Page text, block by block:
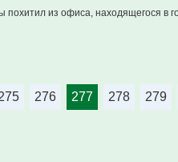
похитил из офиса, находящегося в
276 277 278 279